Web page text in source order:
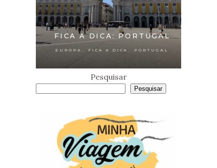
FICA A DICA: PORTUGAL
EUROPA FICA A DICA PORTUGAL
Pesquisar
Pesquisar